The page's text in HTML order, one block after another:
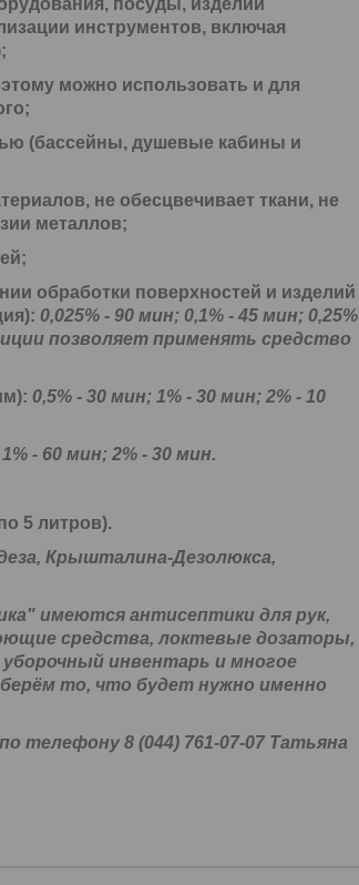
посуды, изделий
инструментов, включая
можно использовать и для
(бассейны, душевые кабины и
не обесцвечивает ткани, не
металлов;
обработки поверхностей и изделий
0,025% - 90 мин; 0,1% - 45 мин; 0,25%
позволяет применять средство
0,5% - 30 мин; 1% - 30 мин; 2% - 10
1% - 60 мин; 2% - 30 мин.
5 литров).
Крышталина-Дезолюкса,
имеются антисептики для рук,
средства, локтевые дозаторы,
инвентарь и многое
то, что будет нужно именно
8 (044) 761-07-07 Татьяна